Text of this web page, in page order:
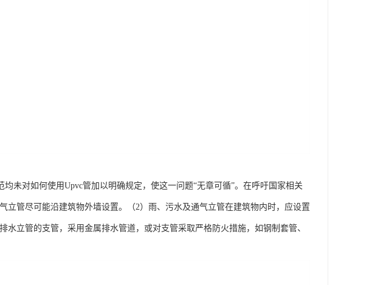
未对如何使用Upvc管加以明确规定，使这一问题“无章可循”。在呼吁国家相关
立管尽可能沿建筑物外墙设置。（2）雨、污水及通气立管在建筑物内时，应设置
立管的支管，采用金属排水管道，或对支管采取严格防火措施，如钢制套管、